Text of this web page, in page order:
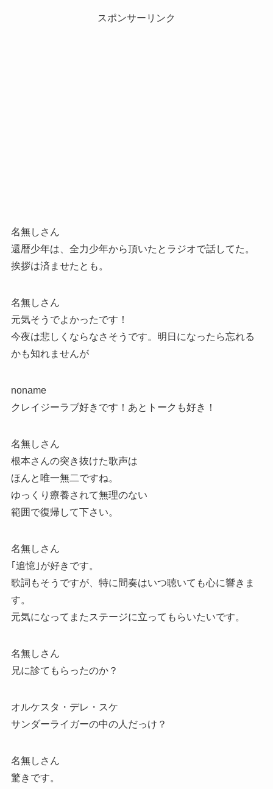
スポンサーリンク
名無しさん
還暦少年は、全力少年から頂いたとラジオで話してた。
挨拶は済ませたとも。
名無しさん
元気そうでよかったです！
今夜は悲しくならなさそうです。明日になったら忘れる
かも知れませんが
noname
クレイジーラブ好きです！あとトークも好き！
名無しさん
根本さんの突き抜けた歌声は
ほんと唯一無二ですね。
ゆっくり療養されて無理のない
範囲で復帰して下さい。
名無しさん
｢追憶｣が好きです。
歌詞もそうですが、特に間奏はいつ聴いても心に響きま
す。
元気になってまたステージに立ってもらいたいです。
名無しさん
兄に診てもらったのか？
オルケスタ・デレ・スケ
サンダーライガーの中の人だっけ？
名無しさん
驚きです。